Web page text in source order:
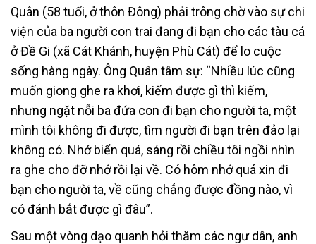
Quân (58 tuổi, ở thôn Đông) phải trông chờ vào sự chi
viện của ba người con trai đang đi bạn cho các tàu cá
ở Đề Gi (xã Cát Khánh, huyện Phù Cát) để lo cuộc
sống hàng ngày. Ông Quân tâm sự: “Nhiều lúc cũng
muốn giong ghe ra khơi, kiếm được gì thì kiếm,
nhưng ngặt nỗi ba đứa con đi bạn cho người ta, một
mình tôi không đi được, tìm người đi bạn trên đảo lại
không có. Nhớ biển quá, sáng rồi chiều tôi ngồi nhìn
ra ghe cho đỡ nhớ rồi lại về. Có hôm nhớ quá xin đi
bạn cho người ta, về cũng chẳng được đồng nào, vì
có đánh bắt được gì đâu”.
Sau một vòng dạo quanh hỏi thăm các ngư dân, anh